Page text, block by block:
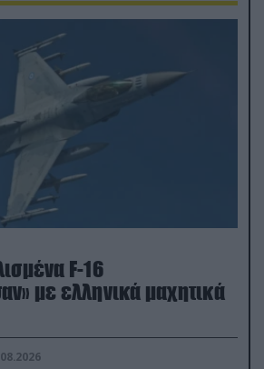
F-16
με ελληνικά μαχητικά